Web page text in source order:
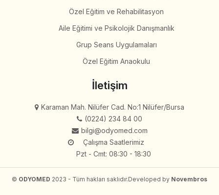
Özel Eğitim ve Rehabilitasyon
Aile Eğitimi ve Psikolojik Danışmanlık
Grup Seans Uygulamaları
Özel Eğitim Anaokulu
İletişim
Karaman Mah. Nilüfer Cad. No:1 Nilüfer/Bursa
(0224) 234 84 00
bilgi@odyomed.com
Çalışma Saatlerimiz
Pzt - Cmt: 08:30 - 18:30
© ODYOMED 2023 - Tüm hakları saklıdır.Developed by Novembros